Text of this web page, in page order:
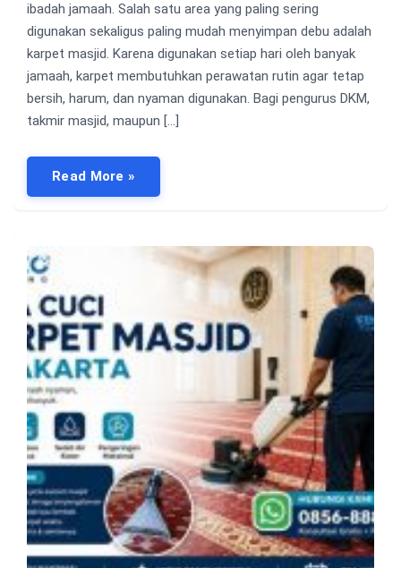
ibadah jamaah. Salah satu area yang paling sering
digunakan sekaligus paling mudah menyimpan debu adalah
karpet masjid. Karena digunakan setiap hari oleh banyak
jamaah, karpet membutuhkan perawatan rutin agar tetap
bersih, harum, dan nyaman digunakan. Bagi pengurus DKM,
takmir masjid, maupun […]
Read More »